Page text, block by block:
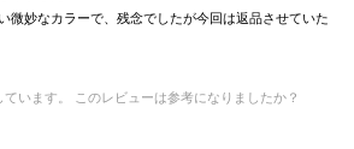
微妙なカラーで、残念でしたが今回は返品させていた
ています。
このレビューは参考になりましたか？